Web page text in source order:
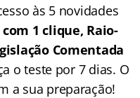
às 5 novidades
1 clique, Raio-
Comentada
o teste por 7 dias. O
a sua preparação!